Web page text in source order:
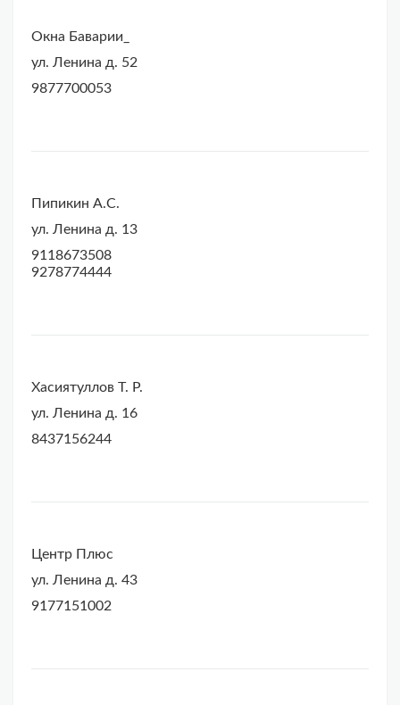
Окна Баварии_
ул. Ленина д. 52
9877700053
Пипикин А.С.
ул. Ленина д. 13
9118673508
9278774444
Хасиятуллов Т. Р.
ул. Ленина д. 16
8437156244
Центр Плюс
ул. Ленина д. 43
9177151002